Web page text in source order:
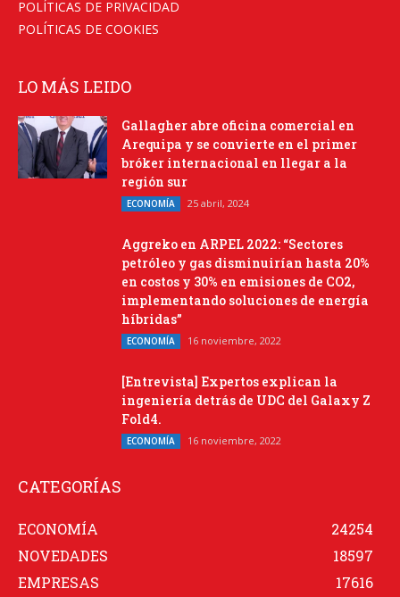
POLÍTICAS DE PRIVACIDAD
POLÍTICAS DE COOKIES
LO MÁS LEIDO
Gallagher abre oficina comercial en
Arequipa y se convierte en el primer
bróker internacional en llegar a la
región sur
ECONOMÍA 25 abril, 2024
Aggreko en ARPEL 2022: “Sectores
petróleo y gas disminuirían hasta 20%
en costos y 30% en emisiones de CO2,
implementando soluciones de energía
híbridas”
ECONOMÍA 16 noviembre, 2022
[Entrevista] Expertos explican la
ingeniería detrás de UDC del Galaxy Z
Fold4.
ECONOMÍA 16 noviembre, 2022
CATEGORÍAS
ECONOMÍA
24254
NOVEDADES
18597
EMPRESAS
17616